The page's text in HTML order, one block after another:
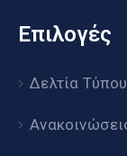
Επιλογές
Δελτία Τύπου